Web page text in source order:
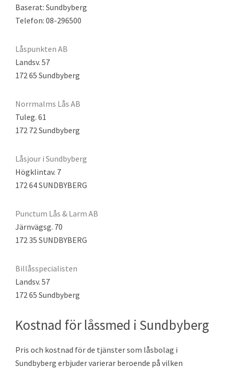
Baserat: Sundbyberg
Telefon: 08-296500
Låspunkten AB
Landsv. 57
172 65 Sundbyberg
Norrmalms Lås AB
Tuleg. 61
172 72 Sundbyberg
Låsjour i Sundbyberg
Högklintav. 7
172 64 SUNDBYBERG
Punctum Lås & Larm AB
Järnvägsg. 70
172 35 SUNDBYBERG
Billåsspecialisten
Landsv. 57
172 65 Sundbyberg
Kostnad för låssmed i Sundbyberg
Pris och kostnad för de tjänster som låsbolag i
Sundbyberg erbjuder varierar beroende på vilken